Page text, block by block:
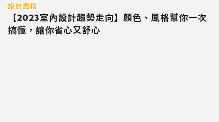
設計風格
【2023室內設計趨勢走向】顏色、風格幫你一次
搞懂，讓你省心又舒心